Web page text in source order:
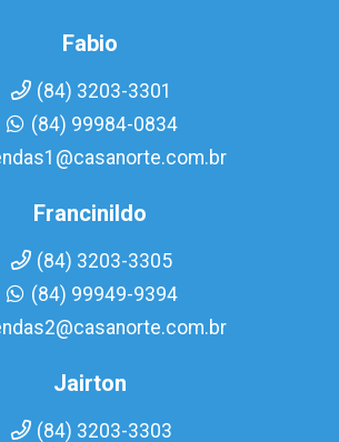
Fabio
(84) 3203-3301
(84) 99984-0834
Francinildo
(84) 3203-3305
(84) 99949-9394
Jairton
(84) 3203-3303